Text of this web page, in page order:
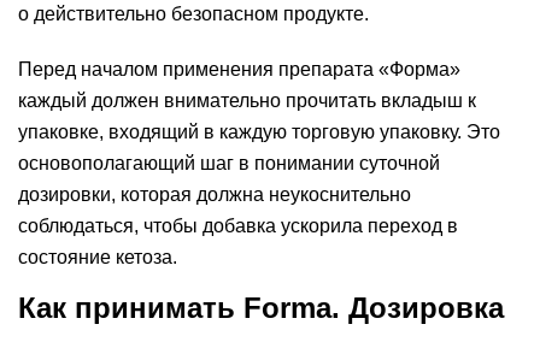
о действительно безопасном продукте.
Перед началом применения препарата «Форма»
каждый должен внимательно прочитать вкладыш к
упаковке, входящий в каждую торговую упаковку. Это
основополагающий шаг в понимании суточной
дозировки, которая должна неукоснительно
соблюдаться, чтобы добавка ускорила переход в
состояние кетоза.
Как принимать Forma. Дозировка